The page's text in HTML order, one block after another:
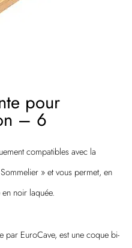
pour
– 6
compatibles avec la
» et vous permet, en
noir laquée.
par EuroCave, est une coque bi-